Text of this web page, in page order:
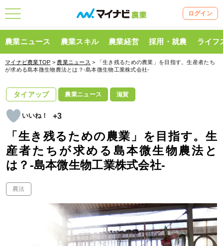
ログイン
農業ニュース 農業スキル 農業経営 採用・就農 ライフ
マイナビ農業TOP > 農業ニュース > 「生き残るための農業」を目指す。生産者たち
が求める島本微生物農法とは？-島本微生物工業株式会社-
タイアップ 農業ニュース 滋賀
+3
「生き残るための農業」を目指す。生
産者たちが求める島本微生物農法と
は？-島本微生物工業株式会社-
農法